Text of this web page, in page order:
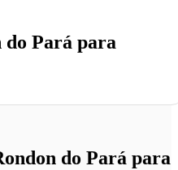
do Pará para
do Pará para